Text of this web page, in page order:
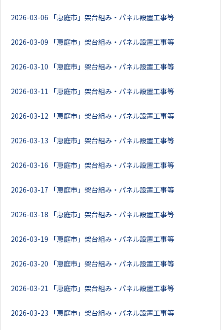
2026-03-06 「恵庭市」架台組み・パネル設置工事等
2026-03-09 「恵庭市」架台組み・パネル設置工事等
2026-03-10 「恵庭市」架台組み・パネル設置工事等
2026-03-11 「恵庭市」架台組み・パネル設置工事等
2026-03-12 「恵庭市」架台組み・パネル設置工事等
2026-03-13 「恵庭市」架台組み・パネル設置工事等
2026-03-16 「恵庭市」架台組み・パネル設置工事等
2026-03-17 「恵庭市」架台組み・パネル設置工事等
2026-03-18 「恵庭市」架台組み・パネル設置工事等
2026-03-19 「恵庭市」架台組み・パネル設置工事等
2026-03-20 「恵庭市」架台組み・パネル設置工事等
2026-03-21 「恵庭市」架台組み・パネル設置工事等
2026-03-23 「恵庭市」架台組み・パネル設置工事等